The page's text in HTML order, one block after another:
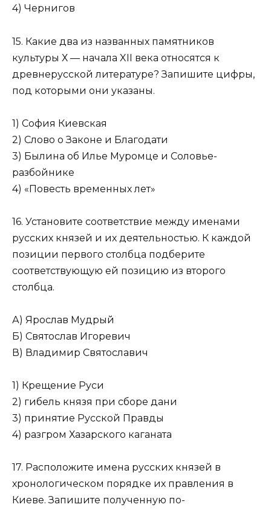
4) Чернигов
15. Какие два из названных памятников
культуры Х — начала XII века относятся к
древнерусской литературе? Запишите цифры,
под которыми они указаны.
1) София Киевская
2) Слово о Законе и Благодати
3) Былина об Илье Муромце и Соловье-
разбойнике
4) «Повесть временных лет»
16. Установите соответствие между именами
русских князей и их деятельностью. К каждой
позиции первого столбца под­берите
соответствующую ей позицию из второго
столбца.
А) Ярослав Мудрый
Б) Святослав Игоревич
В) Владимир Святославич
1) Крещение Руси
2) гибель князя при сборе дани
3) принятие Русской Прав­ды
4) разгром Хазарского кага­ната
17. Расположите имена русских князей в
хронологическом порядке их правления в
Киеве. Запишите полученную по­